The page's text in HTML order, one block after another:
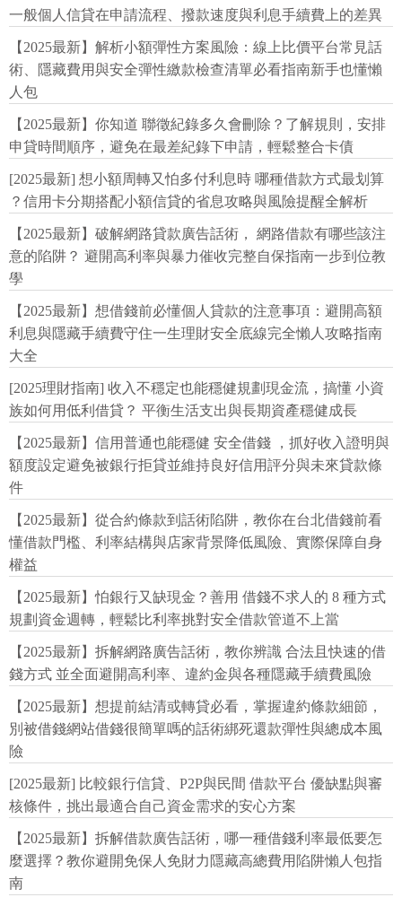
一般個人信貸在申請流程、撥款速度與利息手續費上的差異
【2025最新】解析小額彈性方案風險：線上比價平台常見話
術、隱藏費用與安全彈性繳款檢查清單必看指南新手也懂懶
人包
【2025最新】你知道 聯徵紀錄多久會刪除？了解規則，安排
申貸時間順序，避免在最差紀錄下申請，輕鬆整合卡債
[2025最新] 想小額周轉又怕多付利息時 哪種借款方式最划算
？信用卡分期搭配小額信貸的省息攻略與風險提醒全解析
【2025最新】破解網路貸款廣告話術， 網路借款有哪些該注
意的陷阱？ 避開高利率與暴力催收完整自保指南一步到位教
學
【2025最新】想借錢前必懂個人貸款的注意事項：避開高額
利息與隱藏手續費守住一生理財安全底線完全懶人攻略指南
大全
[2025理財指南] 收入不穩定也能穩健規劃現金流，搞懂 小資
族如何用低利借貸？ 平衡生活支出與長期資產穩健成長
【2025最新】信用普通也能穩健 安全借錢 ，抓好收入證明與
額度設定避免被銀行拒貸並維持良好信用評分與未來貸款條
件
【2025最新】從合約條款到話術陷阱，教你在台北借錢前看
懂借款門檻、利率結構與店家背景降低風險、實際保障自身
權益
【2025最新】怕銀行又缺現金？善用 借錢不求人的 8 種方式
規劃資金週轉，輕鬆比利率挑對安全借款管道不上當
【2025最新】拆解網路廣告話術，教你辨識 合法且快速的借
錢方式 並全面避開高利率、違約金與各種隱藏手續費風險
【2025最新】想提前結清或轉貸必看，掌握違約條款細節，
別被借錢網站借錢很簡單嗎的話術綁死還款彈性與總成本風
險
[2025最新] 比較銀行信貸、P2P與民間 借款平台 優缺點與審
核條件，挑出最適合自己資金需求的安心方案
【2025最新】拆解借款廣告話術，哪一種借錢利率最低要怎
麼選擇？教你避開免保人免財力隱藏高總費用陷阱懶人包指
南